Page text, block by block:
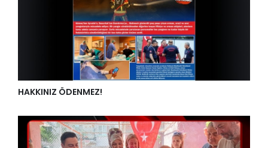
HAKKINIZ ÖDENMEZ!